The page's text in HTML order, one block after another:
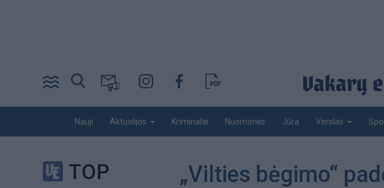
Nauji Aktualijos Kriminalai Nuomonės Jūra Verslas
TOP
„Vilties bėgimo“